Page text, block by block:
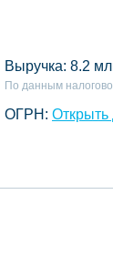
Выручка: 8.2
По данным
ОГРН: